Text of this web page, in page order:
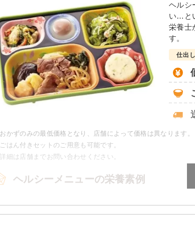
ヘルシ
い…と
栄養士
す。
仕出し
おかずのみの最低価格となり、店舗によって価格は異なります。
ごはん付きセットのご用意も可能です。
詳細は店舗までお問い合わせください。
ヘルシーメニューの栄養素例